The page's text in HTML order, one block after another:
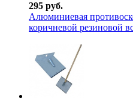
295 руб.
Алюминиевая
коричневой резиновой